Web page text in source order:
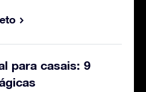
para casais: 9